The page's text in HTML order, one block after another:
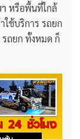
หรือพื้นที่ใกล้
ใช้บริการ รถยก
รถยก ทั้งหมด ก็